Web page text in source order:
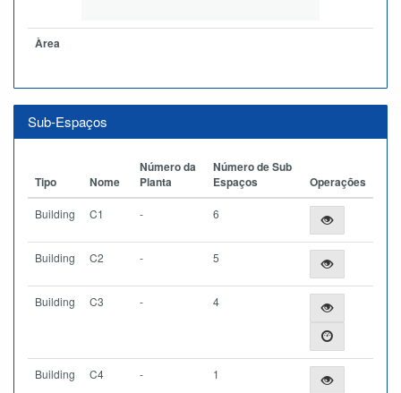
Àrea
Sub-Espaços
Tipo Nome
Número da
Planta
Número de Sub
Espaços
Operações
Building C1 - 6
Building C2 - 5
Building C3 - 4
Building C4 - 1